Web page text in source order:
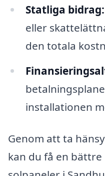
Statliga bidrag:
eller
den totala
installationen
Genom att ta
kan du få en